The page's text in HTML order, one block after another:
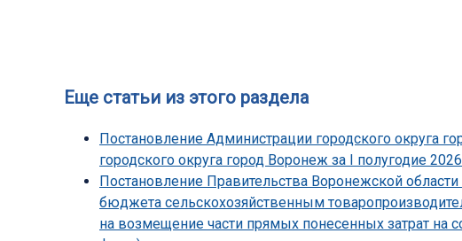
Еще статьи из этого раздела
Постановление Администрации городского округа
городского округа город Воронеж за I полугодие
Постановление Правительства Воронежской
бюджета сельскохозяйственным
на возмещение части прямых понесенных затрат